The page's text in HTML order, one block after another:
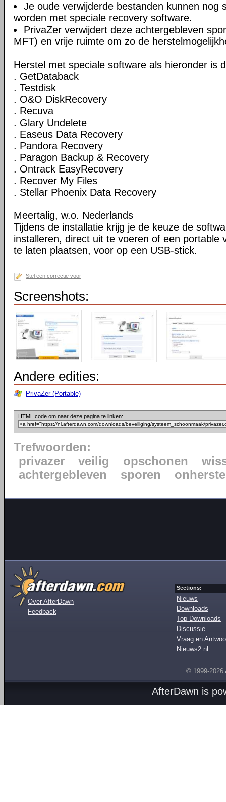
Je oude verwijderde bestanden kunnen nog
worden met speciale recovery software.
PrivaZer verwijdert deze achtergebleven
MFT) en vrije ruimte om zo de
Herstel met speciale software als hieronder is
. GetDataback
. Testdisk
. O&O DiskRecovery
. Recuva
. Glary Undelete
. Easeus Data Recovery
. Pandora Recovery
. Paragon Backup & Recovery
. Ontrack EasyRecovery
. Recover My Files
. Stellar Phoenix Data Recovery
Meertalig, w.o. Nederlands
Tijdens de installatie krijg je de keuze de
installeren, direct uit te voeren of een portable
te laten plaatsen, voor op een USB-stick.
Stel een correctie voor
Screenshots:
Andere edities:
PrivaZer (Portable)
HTML code om naar deze pagina te linken:
Trefwoorden:
privazer
veilig opschonen
achtergebleven
sporen
Over AfterDawn
Feedback
Sections:
Nieuws
Downloads
Top Downloads
Discussie
Vraag en
Nieuws2.nl
© 1999-2026
AfterDawn is